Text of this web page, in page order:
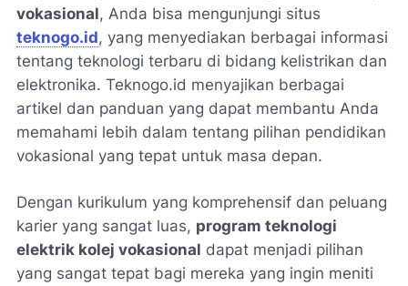
vokasional, Anda bisa mengunjungi situs
teknogo.id, yang menyediakan berbagai informasi
tentang teknologi terbaru di bidang kelistrikan dan
elektronika. Teknogo.id menyajikan berbagai
artikel dan panduan yang dapat membantu Anda
memahami lebih dalam tentang pilihan pendidikan
vokasional yang tepat untuk masa depan.
Dengan kurikulum yang komprehensif dan peluang
karier yang sangat luas, program teknologi
elektrik kolej vokasional dapat menjadi pilihan
yang sangat tepat bagi mereka yang ingin meniti